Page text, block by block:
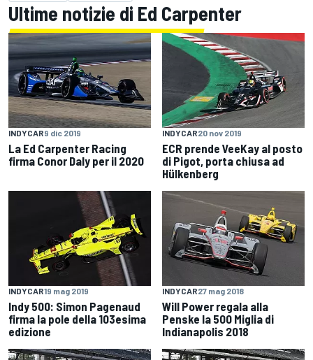
Ultime notizie di Ed Carpenter
INDYCAR9 dic 2019
La Ed Carpenter Racing
firma Conor Daly per il 2020
INDYCAR20 nov 2019
ECR prende VeeKay al posto
di Pigot, porta chiusa ad
Hülkenberg
INDYCAR19 mag 2019
Indy 500: Simon Pagenaud
firma la pole della 103esima
edizione
INDYCAR27 mag 2018
Will Power regala alla
Penske la 500 Miglia di
Indianapolis 2018